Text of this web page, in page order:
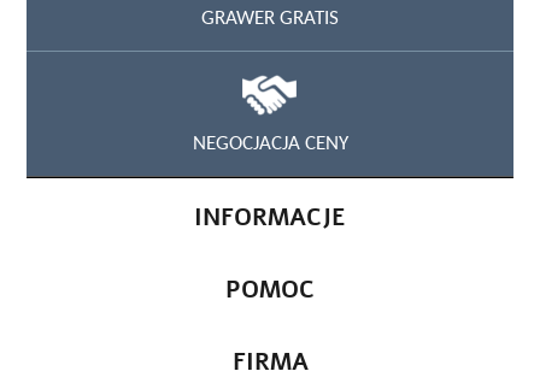
GRAWER GRATIS
NEGOCJACJA CENY
INFORMACJE
POMOC
FIRMA